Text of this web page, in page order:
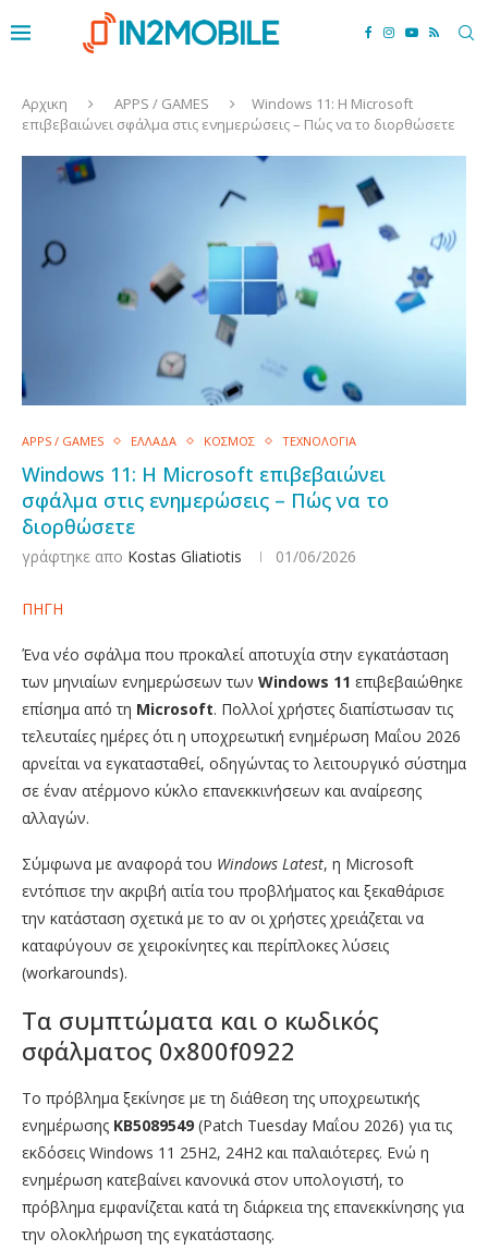
Αρχικη APPS / GAMES
Windows 11: Η Microsoft
επιβεβαιώνει σφάλμα στις ενημερώσεις – Πώς να το διορθώσετε
APPS / GAMES ΕΛΛΑΔΑ ΚΟΣΜΟΣ ΤΕΧΝΟΛΟΓΙΑ
Windows 11: Η Microsoft επιβεβαιώνει
σφάλμα στις ενημερώσεις – Πώς να το
διορθώσετε
γράφτηκε απο Kostas Gliatiotis 01/06/2026
ΠΗΓΗ
Ένα νέο σφάλμα που προκαλεί αποτυχία στην εγκατάσταση
των μηνιαίων ενημερώσεων των Windows 11 επιβεβαιώθηκε
επίσημα από τη Microsoft. Πολλοί χρήστες διαπίστωσαν τις
τελευταίες ημέρες ότι η υποχρεωτική ενημέρωση Μαΐου 2026
αρνείται να εγκατασταθεί, οδηγώντας το λειτουργικό σύστημα
σε έναν ατέρμονο κύκλο επανεκκινήσεων και αναίρεσης
αλλαγών.
Σύμφωνα με αναφορά του Windows Latest, η Microsoft
εντόπισε την ακριβή αιτία του προβλήματος και ξεκαθάρισε
την κατάσταση σχετικά με το αν οι χρήστες χρειάζεται να
καταφύγουν σε χειροκίνητες και περίπλοκες λύσεις
(workarounds).
Τα συμπτώματα και ο κωδικός
σφάλματος 0x800f0922
Το πρόβλημα ξεκίνησε με τη διάθεση της υποχρεωτικής
ενημέρωσης KB5089549 (Patch Tuesday Μαΐου 2026) για τις
εκδόσεις Windows 11 25H2, 24H2 και παλαιότερες. Ενώ η
ενημέρωση κατεβαίνει κανονικά στον υπολογιστή, το
πρόβλημα εμφανίζεται κατά τη διάρκεια της επανεκκίνησης για
την ολοκλήρωση της εγκατάστασης.